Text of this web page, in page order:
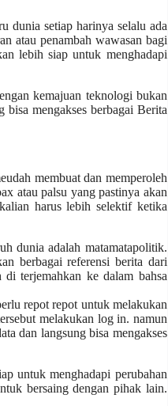
dunia setiap harinya selalu ada
atau penambah wawasan bagi
lebih siap untuk menghadapi
kemajuan teknologi bukan
mengakses berbagai Berita
membuat dan memperoleh
atau palsu yang pastinya akan
harus lebih selektif ketika
dunia adalah matamatapolitik.
berbagai referensi berita dari
di terjemahkan ke dalam bahsa
repot repot untuk melakukan
melakukan log in. namun
dan langsung bisa mengakses
untuk menghadapi perubahan
bersaing dengan pihak lain.